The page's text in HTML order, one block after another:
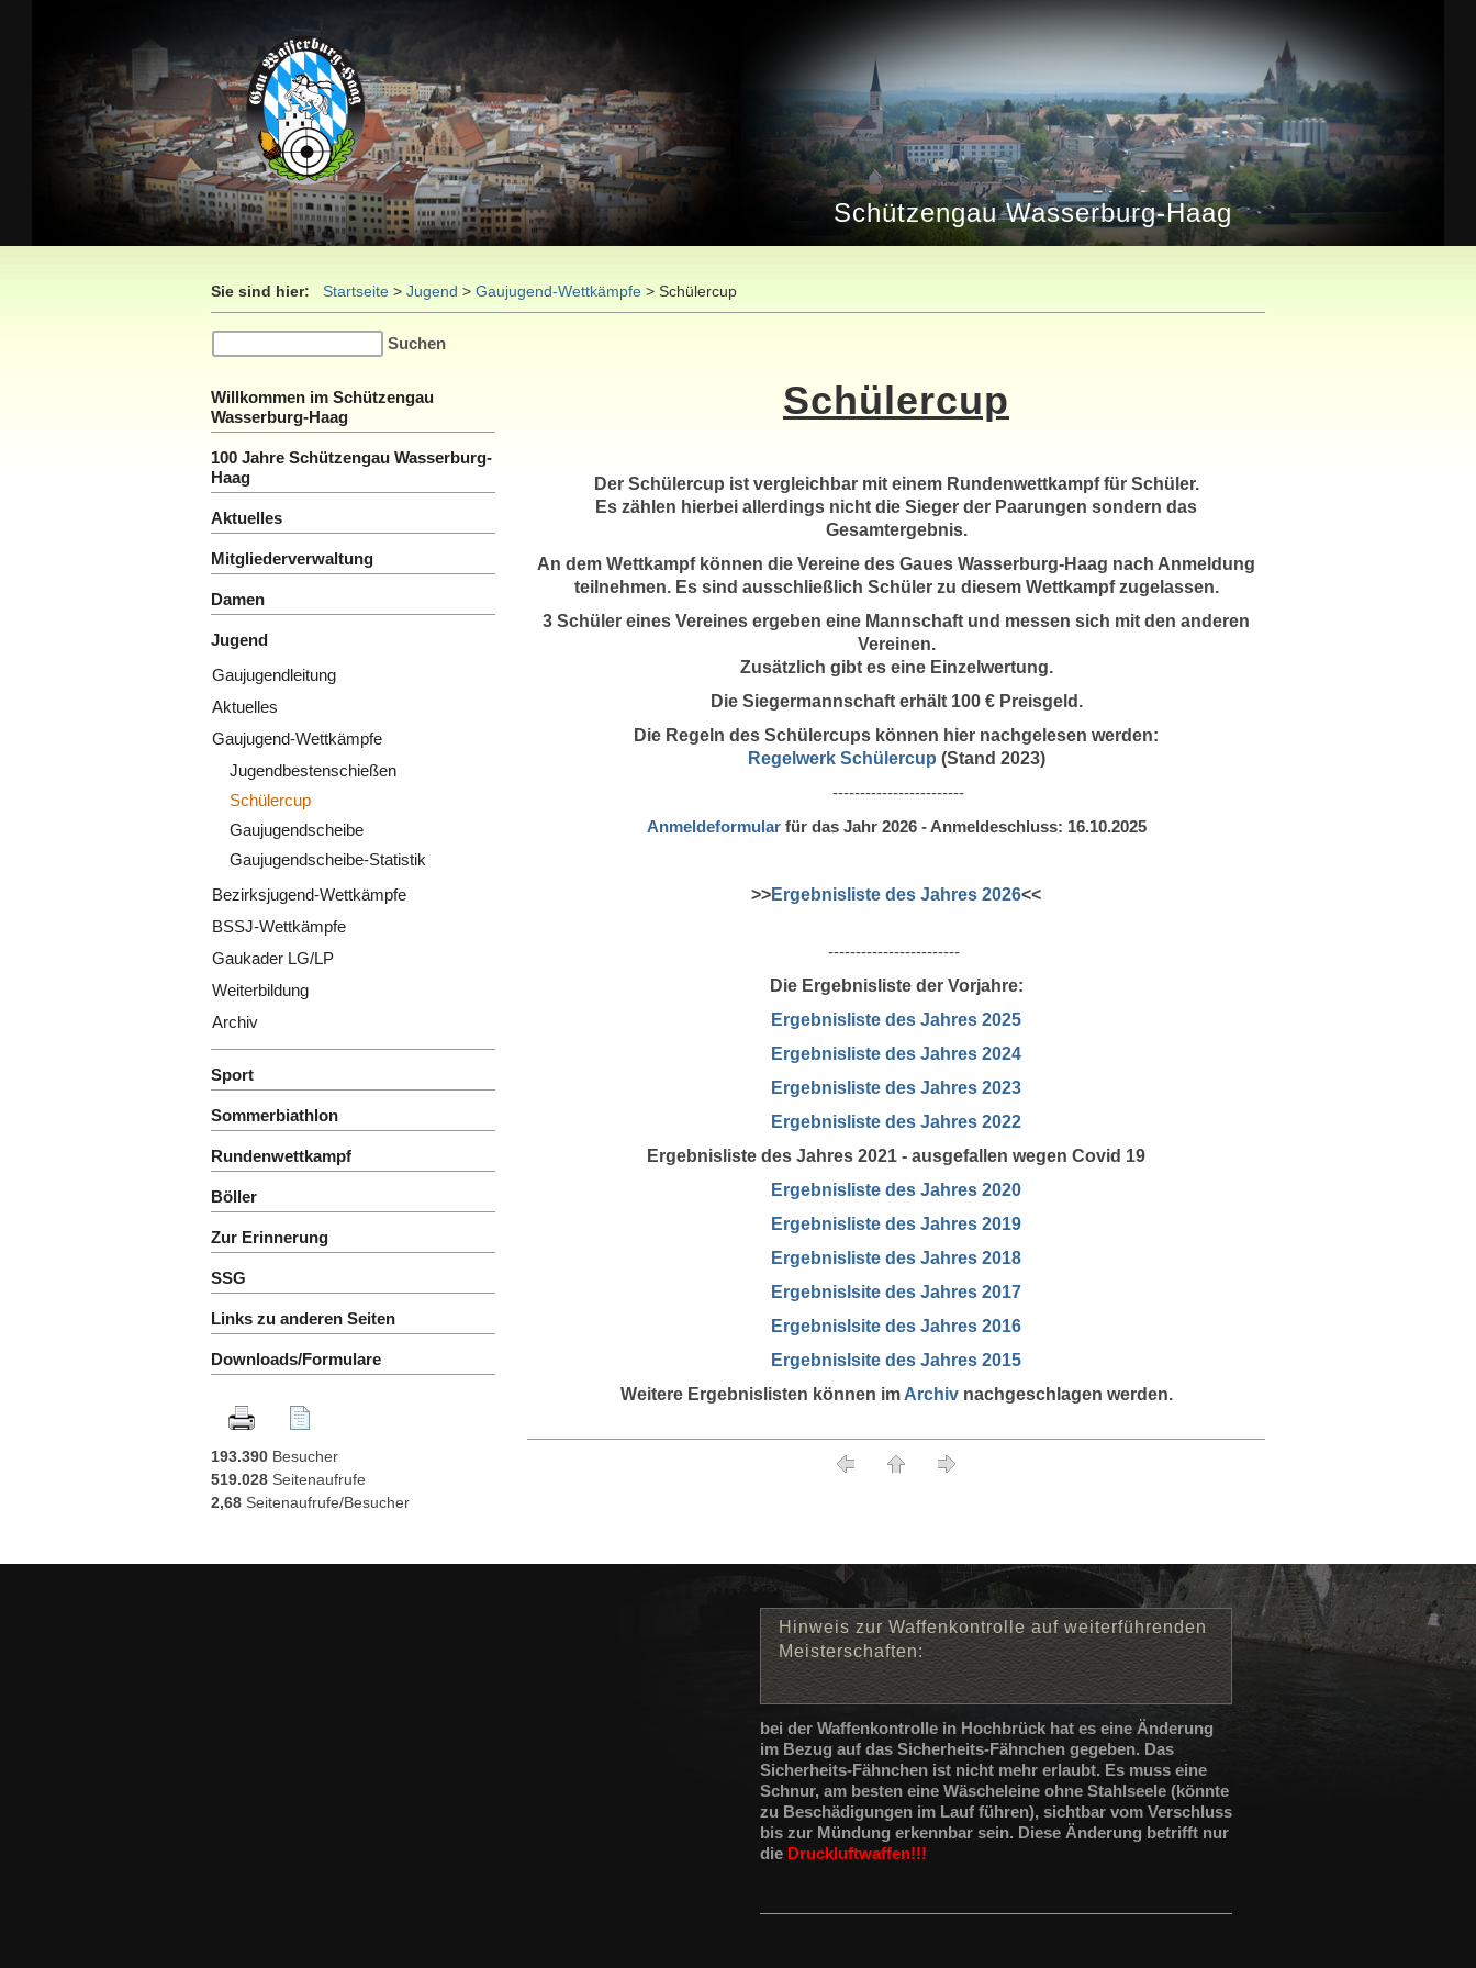
Schützengau Wasserburg-Haag
Sie sind hier: Startseite > Jugend > Gaujugend-Wettkämpfe > Schülercup
Schülercup
Der Schülercup ist vergleichbar mit einem Rundenwettkampf für Schüler.
Es zählen hierbei allerdings nicht die Sieger der Paarungen sondern das
Gesamtergebnis.
An dem Wettkampf können die Vereine des Gaues Wasserburg-Haag nach Anmeldung
teilnehmen. Es sind ausschließlich Schüler zu diesem Wettkampf zugelassen.
3 Schüler eines Vereines ergeben eine Mannschaft und messen sich mit den anderen
Vereinen.
Zusätzlich gibt es eine Einzelwertung.
Die Siegermannschaft erhält 100 € Preisgeld.
Die Regeln des Schülercups können hier nachgelesen werden:
Regelwerk Schülercup (Stand 2023)
------------------------
Anmeldeformularfür das Jahr 2026 - Anmeldeschluss: 16.10.2025
>>Ergebnisliste des Jahres 2026<<
------------------------
Die Ergebnisliste der Vorjahre:
Ergebnisliste des Jahres 2025
Ergebnisliste des Jahres 2024
Ergebnisliste des Jahres 2023
Ergebnisliste des Jahres 2022
Ergebnisliste des Jahres 2021 - ausgefallen wegen Covid 19
Ergebnisliste des Jahres 2020
Ergebnisliste des Jahres 2019
Ergebnisliste des Jahres 2018
Ergebnislsite des Jahres 2017
Ergebnislsite des Jahres 2016
Ergebnislsite des Jahres 2015
Weitere Ergebnislisten können im Archiv nachgeschlagen werden.
Willkommen im Schützengau
Wasserburg-Haag
100 Jahre Schützengau Wasserburg-
Haag
Aktuelles
Mitgliederverwaltung
Damen
Jugend
Gaujugendleitung
Aktuelles
Gaujugend-Wettkämpfe
Jugendbestenschießen
Schülercup
Gaujugendscheibe
Gaujugendscheibe-Statistik
Bezirksjugend-Wettkämpfe
BSSJ-Wettkämpfe
Gaukader LG/LP
Weiterbildung
Archiv
Sport
Sommerbiathlon
Rundenwettkampf
Böller
Zur Erinnerung
SSG
Links zu anderen Seiten
Downloads/Formulare
193.390 Besucher
519.028 Seitenaufrufe
2,68 Seitenaufrufe/Besucher
Hinweis zur Waffenkontrolle auf weiterführenden
Meisterschaften:
bei der Waffenkontrolle in Hochbrück hat es eine Änderung
im Bezug auf das Sicherheits-Fähnchen gegeben. Das
Sicherheits-Fähnchen ist nicht mehr erlaubt. Es muss eine
Schnur, am besten eine Wäscheleine ohne Stahlseele (könnte
zu Beschädigungen im Lauf führen), sichtbar vom Verschluss
bis zur Mündung erkennbar sein. Diese Änderung betrifft nur
die Druckluftwaffen!!!